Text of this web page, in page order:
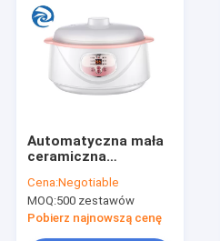
produkty
O nas
Skontaktuj się z nami
Automatyczna mała
ceramiczna
elektryczna 1,8 l 1,2
qt gospodarstwa
domowego
Cena:Negotiable
MOQ:500 zestawów
Pobierz najnowszą cenę